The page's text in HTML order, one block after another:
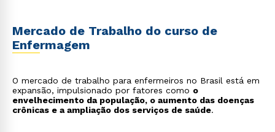
Mercado de Trabalho do curso de
Enfermagem
O mercado de trabalho para enfermeiros no Brasil está em
expansão, impulsionado por fatores como o
envelhecimento da população, o aumento das doenças
crônicas e a ampliação dos serviços de saúde.